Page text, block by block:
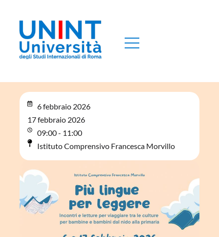
6 febbraio 2026
17 febbraio 2026
09:00 - 11:00
Istituto Comprensivo Francesca Morvillo